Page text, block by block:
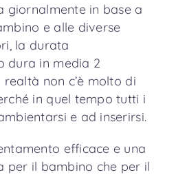
giornalmente in base a
e alle diverse
la durata
dura in media 2
non c’è molto di
in quel tempo tutti i
e ad inserirsi.
efficace e una
per il bambino che per il